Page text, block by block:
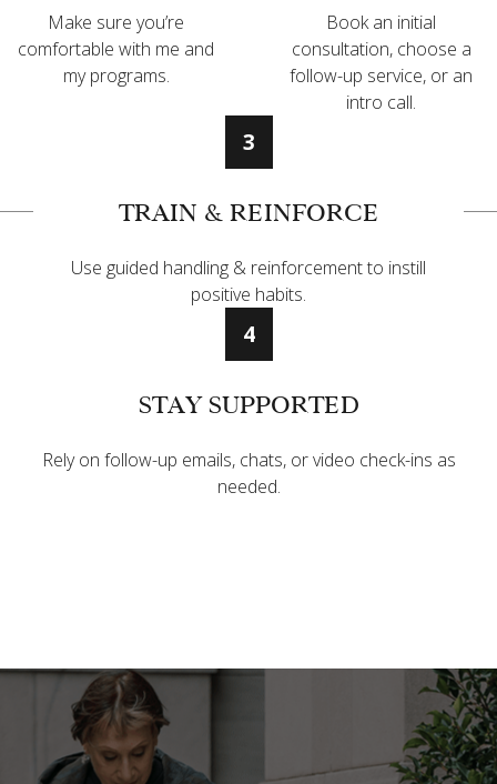
Make sure you’re
comfortable with me and
my programs.
Book an initial
consultation, choose a
follow-up service, or an
intro call.
3
TRAIN & REINFORCE
Use guided handling & reinforcement to instill
positive habits.
4
STAY SUPPORTED
Rely on follow-up emails, chats, or video check-ins as
needed.